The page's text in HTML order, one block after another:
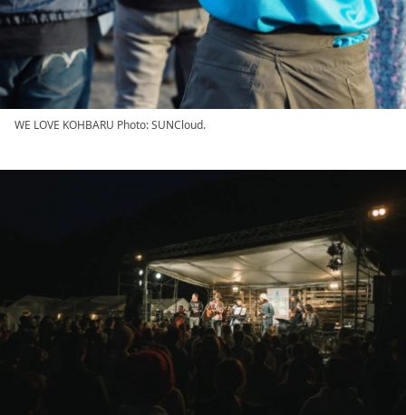
WE LOVE KOHBARU Photo: SUNCloud.